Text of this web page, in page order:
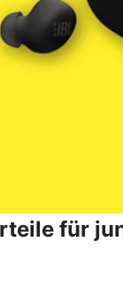
für